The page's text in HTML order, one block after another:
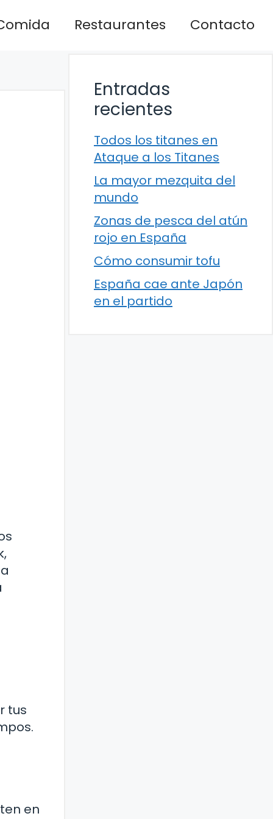
Restaurantes Contacto
tus
en
Entradas
recientes
Todos los titanes en
Ataque a los Titanes
La mayor mezquita del
mundo
Zonas de pesca del atún
rojo en España
Cómo consumir tofu
España cae ante Japón
en el partido